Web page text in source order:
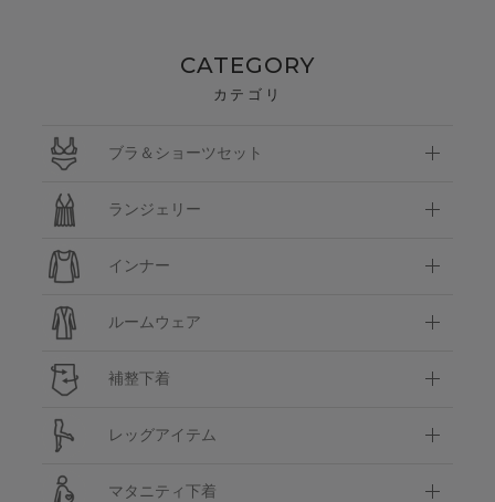
CATEGORY
カテゴリ
ブラ＆ショーツセット
ランジェリー
インナー
ルームウェア
補整下着
レッグアイテム
マタニティ下着